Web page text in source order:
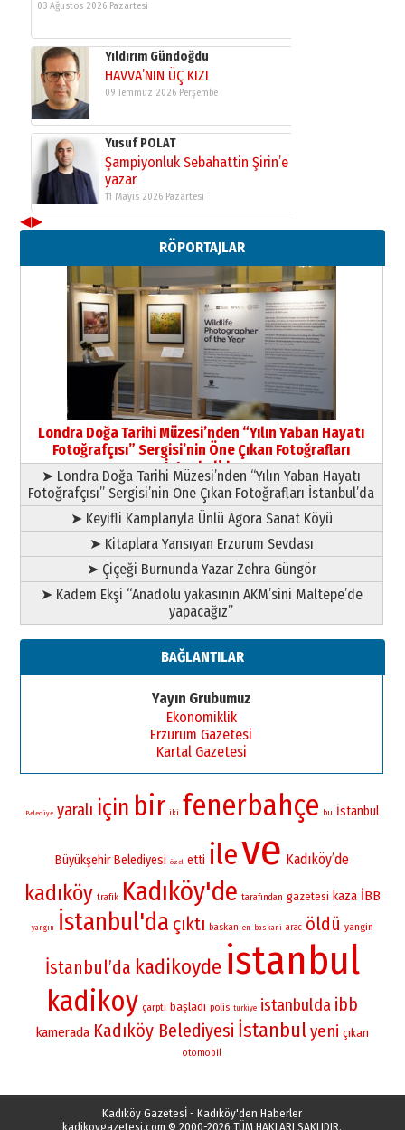
11 Mayıs 2026 Pazartesi
Neşat YALÇIN
Paranın Aile Kültüründeki Yeri
03 Ağustos 2026 Pazartesi
Yıldırım Gündoğdu
HAVVA’NIN ÜÇ KIZI
09 Temmuz 2026 Perşembe
Yusuf POLAT
Şampiyonluk Sebahattin Şirin’e
11 Mayıs 2026 Pazartesi
◀▶
RÖPORTAJLAR
Londra Doğa Tarihi Müzesi’nden “Yılın Yaban Hayatı
Fotoğrafçısı” Sergisi’nin Öne Çıkan Fotoğrafları
İstanbul’da
➤ Londra Doğa Tarihi Müzesi’nden “Yılın Yaban Hayatı
Fotoğrafçısı” Sergisi’nin Öne Çıkan Fotoğrafları İstanbul’da
➤ Keyifli Kamplarıyla Ünlü Agora Sanat Köyü
➤ Kitaplara Yansıyan Erzurum Sevdası
➤ Çiçeği Burnunda Yazar Zehra Güngör
➤ Kadem Ekşi “Anadolu yakasının AKM’sini Maltepe’de
yapacağız”
BAĞLANTILAR
Yayın Grubumuz
Ekonomiklik
Erzurum Gazetesi
Kartal Gazetesi
Belediye yaralı için bir iki fenerbahçe bu İstanbul
Büyükşehir Belediyesi özel etti ileve Kadıköy’de
kadıköy trafik Kadıköy'de tarafından gazetesi kaza İBB
yangın İstanbul'da çıktı baskan en baskani arac öldü yangin
İstanbul’da kadikoyde istanbul
kadikoy çarptı başladı polis turkiye istanbulda ibb
kamerada Kadıköy Belediyesi İstanbulyeni çıkan
otomobil
Kadıköy Gazetesİ - Kadıköy'den Haberler
kadikoygazetesi.com © 2000-2026 TÜM HAKLARI SAKLIDIR.